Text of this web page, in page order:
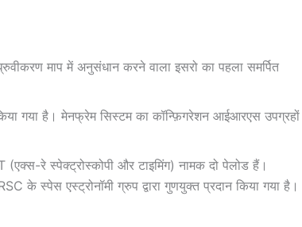
माप में अनुसंधान करने वाला इसरो का पहला समर्पित
गया है। मेनफ्रेम सिस्टम का कॉन्फ़िगरेशन आईआरएस उपग्रहों
रे स्पेक्ट्रोस्कोपी और टाइमिंग) नामक दो पेलोड हैं।
के स्पेस एस्ट्रोनॉमी ग्रुप द्वारा गुणयुक्त प्रदान किया गया है।